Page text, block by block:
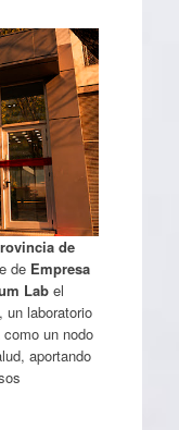
de
de Empresa
Label
un laboratorio
un nodo
aportando